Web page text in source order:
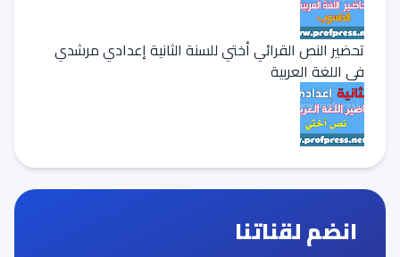
تحضير النص القرائي أختي للسنة الثانية إعدادي مرشدي
في اللغة العربية
انضم لقناتنا